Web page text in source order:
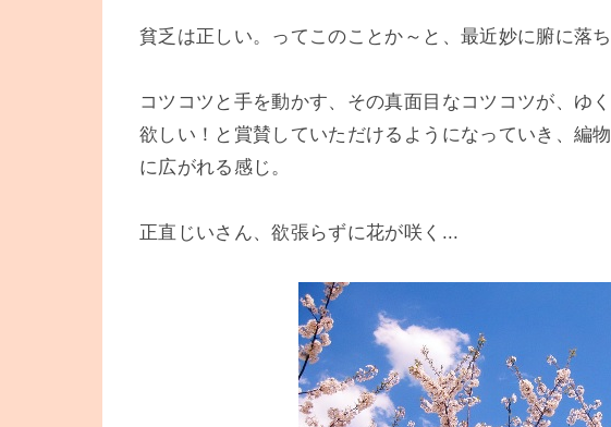
貧乏は正しい。ってこのことか～と、最近妙に腑に落ち
コツコツと手を動かす、その真面目なコツコツが、ゆ
欲しい！と賞賛していただけるようになっていき、編
に広がれる感じ。
正直じいさん、欲張らずに花が咲く...